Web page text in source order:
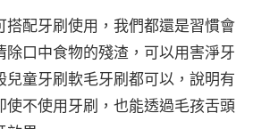
搭配牙刷使用，我們都還是習慣會
除口中食物的殘渣，可以用害淨牙
兒童牙刷軟毛牙刷都可以，說明有
使不使用牙刷，也能透過毛孩舌頭